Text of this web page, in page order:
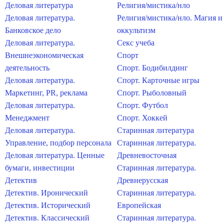
Деловая литература
Деловая литература.
Банковское дело
Деловая литература.
Внешнеэкономическая
деятельность
Деловая литература.
Маркетинг, PR, реклама
Деловая литература.
Менеджмент
Деловая литература.
Управление, подбор персонала
Деловая литература. Ценные
бумаги, инвестиции
Детектив
Детектив. Иронический
Детектив. Исторический
Детектив. Классический
Религия/мистика/нло
Религия/мистика/нло. Магия и
оккультизм
Секс учеба
Спорт
Спорт. Бодибилдинг
Спорт. Карточные игры
Спорт. Рыболовный
Спорт. Футбол
Спорт. Хоккей
Старинная литература
Старинная литература.
Древневосточная
Старинная литература.
Древнерусская
Старинная литература.
Европейская
Старинная литература.